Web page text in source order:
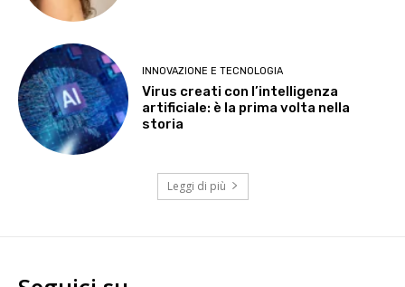
INNOVAZIONE E TECNOLOGIA
Virus creati con l’intelligenza
artificiale: è la prima volta nella
storia
Leggi di più